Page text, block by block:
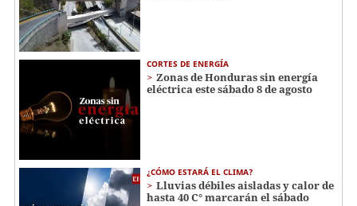
CORTES DE ENERGÍA
Zonas de Honduras sin energía
eléctrica este sábado 8 de agosto
¿CÓMO ESTARÁ EL CLIMA?
Lluvias débiles aisladas y calor de
hasta 40 C° marcarán el sábado